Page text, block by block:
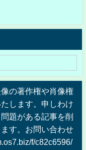
の著作権や肖像権
します。申しわけ
題がある記事を削
す。お問い合わせ
f/c82c6596/